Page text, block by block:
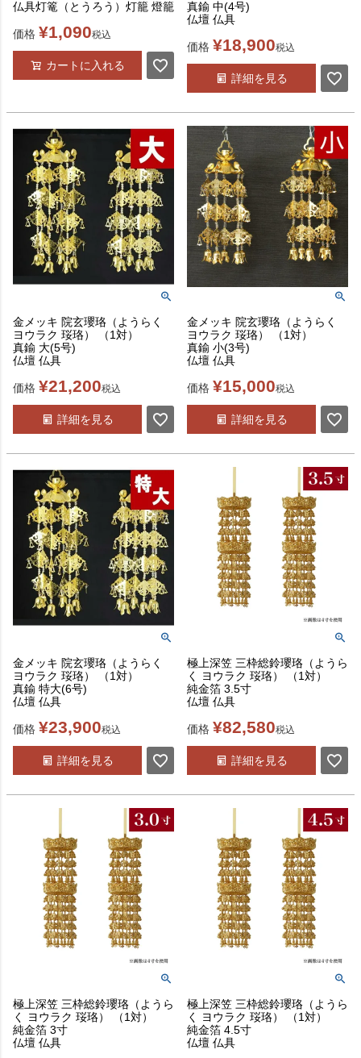
仏具灯篭（とうろう）灯籠 燈籠
価格 ¥1,090税込
カートに入れる
真鍮 中(4号)
仏壇 仏具
価格 ¥18,900税込
詳細を見る
金メッキ 院玄瓔珞（ようらく
ヨウラク 珱珞） （1対）
真鍮 大(5号)
仏壇 仏具
価格 ¥21,200税込
詳細を見る
金メッキ 院玄瓔珞（ようらく
ヨウラク 珱珞） （1対）
真鍮 小(3号)
仏壇 仏具
価格 ¥15,000税込
詳細を見る
金メッキ 院玄瓔珞（ようらく
ヨウラク 珱珞） （1対）
真鍮 特大(6号)
仏壇 仏具
価格 ¥23,900税込
詳細を見る
極上深笠 三枠総鈴瓔珞（ようら
く ヨウラク 珱珞） （1対）
純金箔 3.5寸
仏壇 仏具
価格 ¥82,580税込
詳細を見る
極上深笠 三枠総鈴瓔珞（ようら
く ヨウラク 珱珞） （1対）
純金箔 3寸
仏壇 仏具
極上深笠 三枠総鈴瓔珞（ようら
く ヨウラク 珱珞） （1対）
純金箔 4.5寸
仏壇 仏具